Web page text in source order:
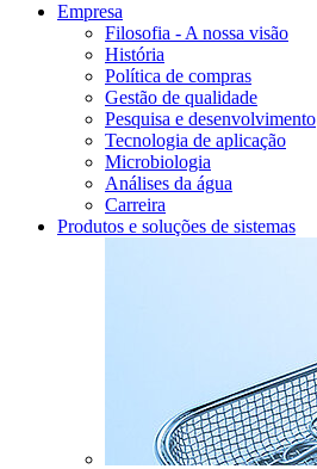
Empresa
Filosofia - A nossa visão
História
Política de compras
Gestão de qualidade
Pesquisa e desenvolvimento
Tecnologia de aplicação
Microbiologia
Análises da água
Carreira
Produtos e soluções de sistemas